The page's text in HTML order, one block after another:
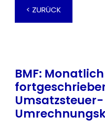
< ZURÜCK
BMF: Monatlich
Umsatzsteuer-